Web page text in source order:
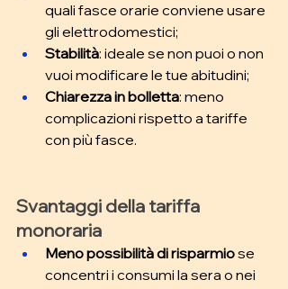
quali fasce orarie conviene usare
gli elettrodomestici;
Stabilità: ideale se non puoi o non
vuoi modificare le tue abitudini;
Chiarezza in bolletta: meno
complicazioni rispetto a tariffe
con più fasce.
Svantaggi della tariffa
monoraria
Meno possibilità di risparmio se
concentri i consumi la sera o nei